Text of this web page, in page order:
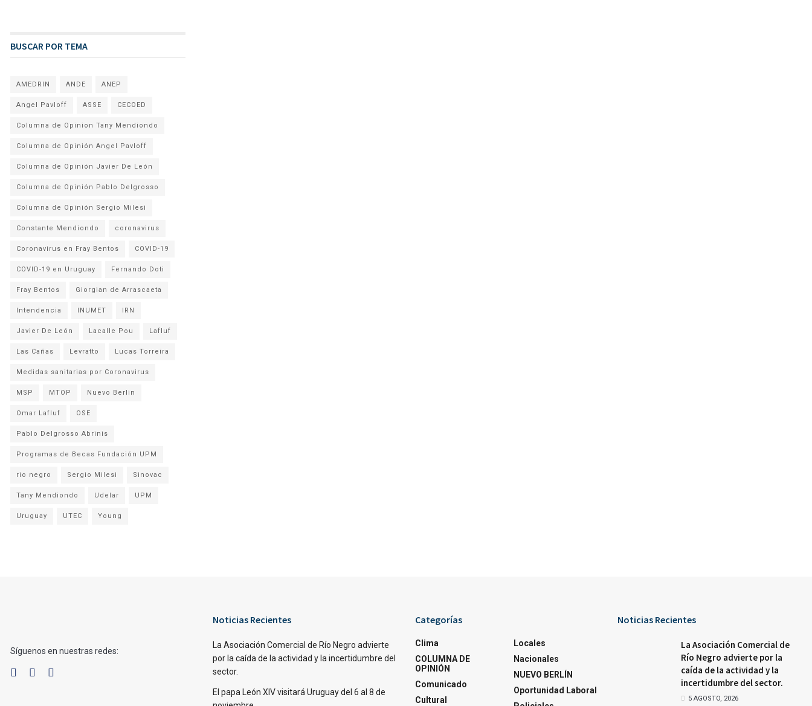
BUSCAR POR TEMA
AMEDRIN ANDE ANEP
Angel Pavloff ASSE CECOED
Columna de Opinion Tany Mendiondo
Columna de Opinión Angel Pavloff
Columna de Opinión Javier De León
Columna de Opinión Pablo Delgrosso
Columna de Opinión Sergio Milesi
Constante Mendiondo coronavirus
Coronavirus en Fray Bentos COVID-19
COVID-19 en Uruguay Fernando Doti
Fray Bentos Giorgian de Arrascaeta
Intendencia INUMET IRN
Javier De León Lacalle Pou Lafluf
Las Cañas Levratto Lucas Torreira
Medidas sanitarias por Coronavirus
MSP MTOP Nuevo Berlin
Omar Lafluf OSE
Pablo Delgrosso Abrinis
Programas de Becas Fundación UPM
rio negro Sergio Milesi Sinovac
Tany Mendiondo Udelar UPM
Uruguay UTEC Young
Síguenos en nuestras redes:
Noticias Recientes
La Asociación Comercial de Río Negro advierte
por la caída de la actividad y la incertidumbre del
sector.
El papa León XIV visitará Uruguay del 6 al 8 de
Categorías
Clima
COLUMNA DE
OPINIÓN
Comunicado
Cultural
Locales
Nacionales
NUEVO BERLÍN
Oportunidad Laboral
Noticias Recientes
La Asociación Comercial de
Río Negro advierte por la
caída de la actividad y la
incertidumbre del sector.
5 AGOSTO, 2026